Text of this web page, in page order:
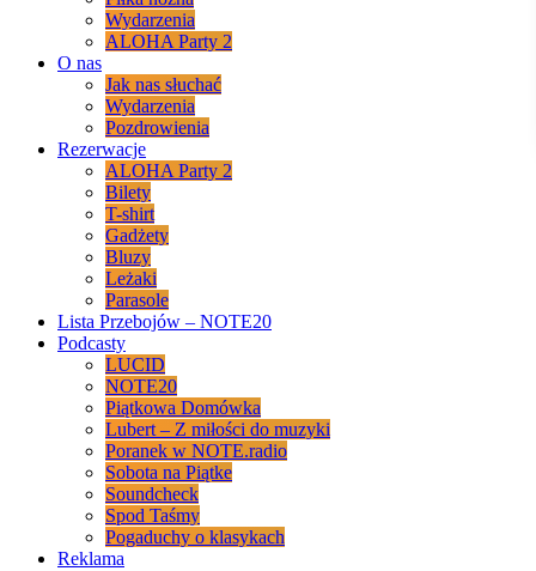
Wydarzenia
ALOHA Party 2
O nas
Jak nas słuchać
Wydarzenia
Pozdrowienia
Rezerwacje
ALOHA Party 2
Bilety
T-shirt
Gadżety
Bluzy
Leżaki
Parasole
Lista Przebojów – NOTE20
Podcasty
LUCID
NOTE20
Piątkowa Domówka
Lubert – Z miłości do muzyki
Poranek w NOTE.radio
Sobota na Piątke
Soundcheck
Spod Taśmy
Pogaduchy o klasykach
Reklama